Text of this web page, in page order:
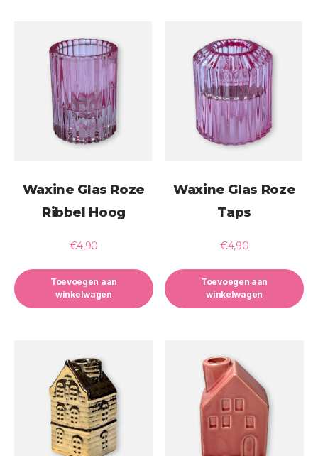
Waxine Glas Roze
Ribbel Hoog
€4,90
Toevoegen aan
winkelwagen
Waxine Glas Roze
Taps
€4,90
Toevoegen aan
winkelwagen